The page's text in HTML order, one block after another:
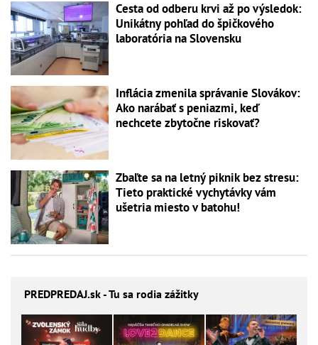
Cesta od odberu krvi až po výsledok:
Unikátny pohľad do špičkového
laboratória na Slovensku
Inflácia zmenila správanie Slovákov:
Ako narábať s peniazmi, keď
nechcete zbytočne riskovať?
Zbaľte sa na letný piknik bez stresu:
Tieto praktické vychytávky vám
ušetria miesto v batohu!
PREDPREDAJ.sk - Tu sa rodia zážitky